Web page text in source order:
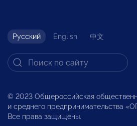
Русский English 中文
© 2023 Общероссийская
и среднего предпринимательства
Все права защищены.